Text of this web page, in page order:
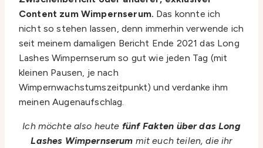
Content zum Wimpernserum. Das konnte ich
nicht so stehen lassen, denn immerhin verwende ich
seit meinem damaligen Bericht Ende 2021 das Long
Lashes Wimpernserum so gut wie jeden Tag (mit
kleinen Pausen, je nach
Wimpernwachstumszeitpunkt) und verdanke ihm
meinen Augenaufschlag.
Ich möchte also heute fünf Fakten über das Long
Lashes Wimpernserum mit euch teilen, die ihr